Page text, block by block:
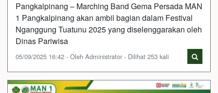
Pangkalpinang – Marching Band Gema Persada MAN
1 Pangkalpinang akan ambil bagian dalam Festival
Nganggung Tuatunu 2025 yang diselenggarakan oleh
Dinas Pariwisa
05/09/2025 16:42 - Oleh Administrator - Dilihat 253 kali